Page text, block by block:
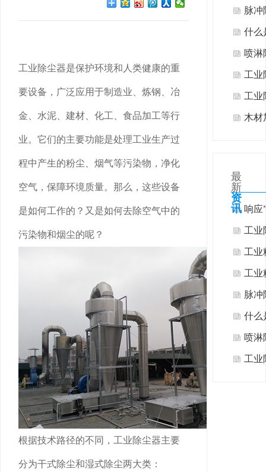
工业除尘器是保护环境和人类健康的重
要设备，广泛应用于制造业、炼钢、冶
金、水泥、建材、化工、食品加工等行
业。它们的主要功能是处理工业生产过
程中产生的粉尘、烟气等污染物，净化
空气，保障环境质量。那么，这些设备
是如何工作的？又是如何去除空气中的
污染物和烟尘的呢？
根据技术路径的不同，工业除尘器主要
分为干式除尘和湿式除尘两大类：
工业
案
脉冲
什么
喷淋
工业
么？
尘？
工业
木材
最
新
资
讯 响
热式
工业
者”
工业
工业
脉冲
什么
喷淋
工业